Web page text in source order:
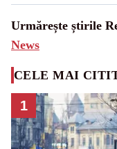
Urmărește știrile
News
CELE MAI
1